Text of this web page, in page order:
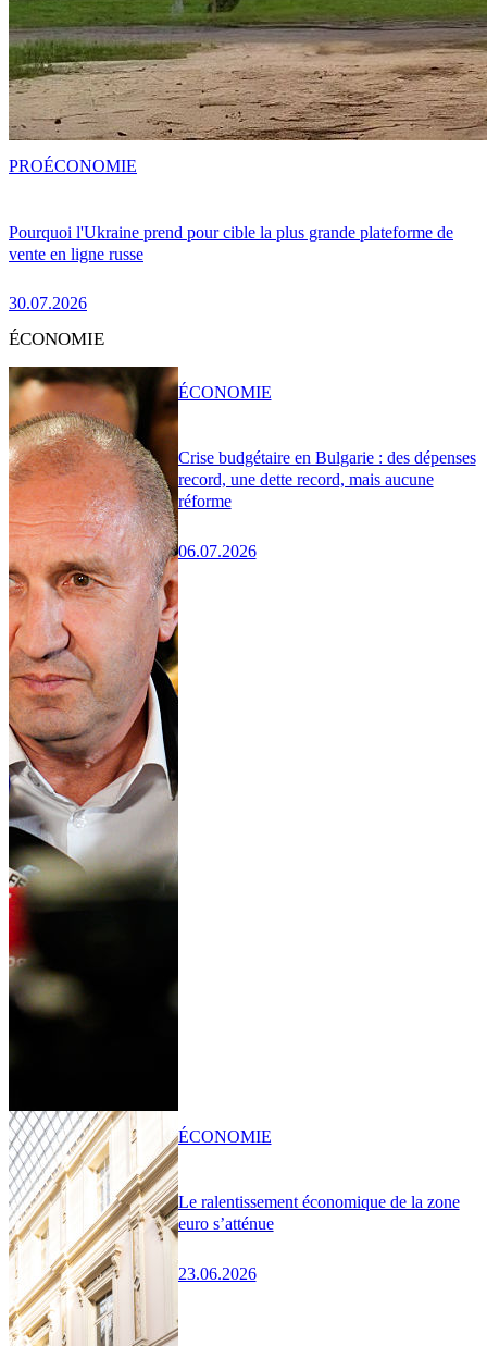
Pourquoi l'Ukraine prend pour cible la plus grande plateforme de
vente en ligne russe
30.07.2026
PROÉCONOMIE
ÉCONOMIE
Crise budgétaire en Bulgarie : des dépenses
record, une dette record, mais aucune
réforme
06.07.2026
ÉCONOMIE
Le ralentissement économique de la zone
euro s’atténue
23.06.2026
ÉCONOMIE